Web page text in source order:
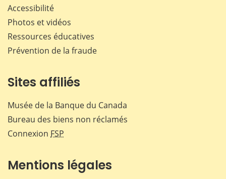
Accessibilité
Photos et vidéos
Ressources éducatives
Prévention de la fraude
Sites affiliés
Musée de la Banque du Canada
Bureau des biens non réclamés
Connexion FSP
Mentions légales